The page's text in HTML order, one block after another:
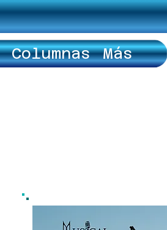
Columnas Más